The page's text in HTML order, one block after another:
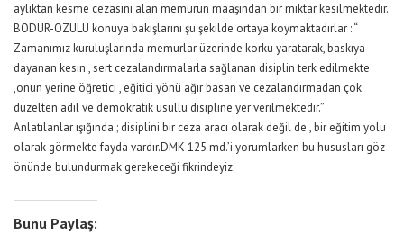
aylıktan kesme cezasını alan memurun maaşından bir miktar kesilmektedir.
BODUR-OZULU konuya bakışlarını şu şekilde ortaya koymaktadırlar : “
Zamanımız kuruluşlarında memurlar üzerinde korku yaratarak, baskıya
dayanan kesin , sert cezalandırmalarla sağlanan disiplin terk edilmekte
,onun yerine öğretici , eğitici yönü ağır basan ve cezalandırmadan çok
düzelten adil ve demokratik usullü disipline yer verilmektedir.”
Anlatılanlar ışığında ; disiplini bir ceza aracı olarak değil de , bir eğitim yolu
olarak görmekte fayda vardır.DMK 125 md.’i yorumlarken bu hususları göz
önünde bulundurmak gerekeceği fikrindeyiz.
Bunu Paylaş: